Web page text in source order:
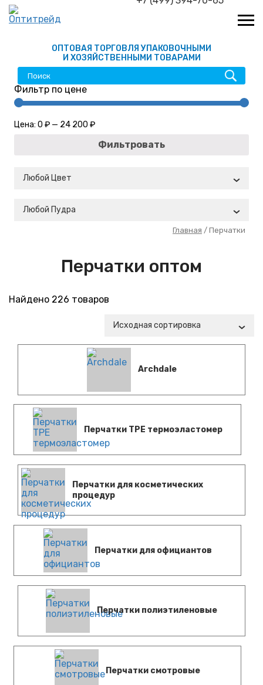
ОПТОВАЯ ТОРГОВЛЯ УПАКОВОЧНЫМИ
И ХОЗЯЙСТВЕННЫМИ ТОВАРАМИ
Фильтр по цене
Фильтровать
Цена: 0 ₽ — 24 200 ₽
Любой Цвет
Любой Пудра
Главная / Перчатки
Перчатки оптом
Найдено 226 товаров
Исходная сортировка
Archdale
Перчатки TPE термоэластомер
Перчатки для косметических
процедур
Перчатки для официантов
Перчатки полиэтиленовые
Перчатки смотровые